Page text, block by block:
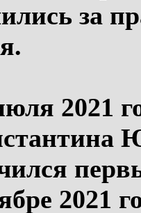
за
2021
2021